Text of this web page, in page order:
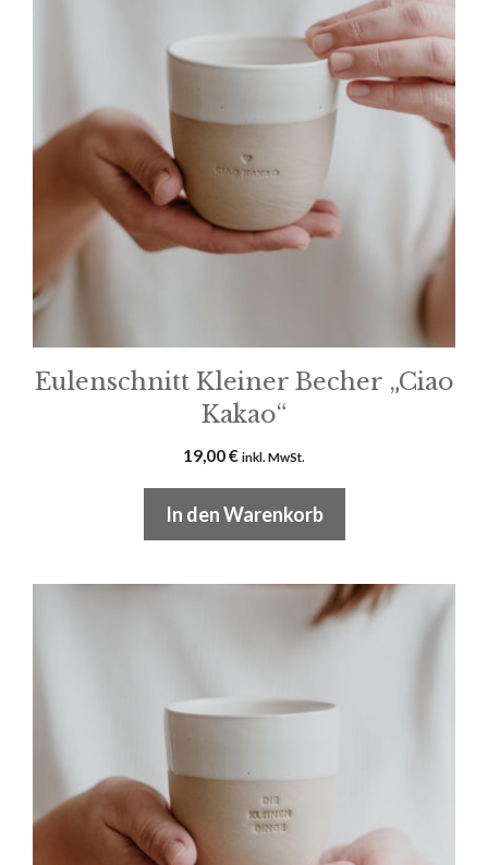
Eulenschnitt Kleiner Becher „Ciao
Kakao“
19,00€ inkl. MwSt.
In den Warenkorb